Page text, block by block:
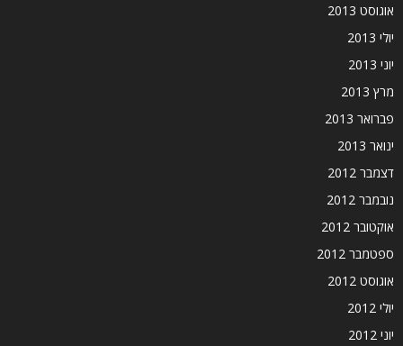
אוגוסט 2013
יולי 2013
יוני 2013
מרץ 2013
פברואר 2013
ינואר 2013
דצמבר 2012
נובמבר 2012
אוקטובר 2012
ספטמבר 2012
אוגוסט 2012
יולי 2012
יוני 2012